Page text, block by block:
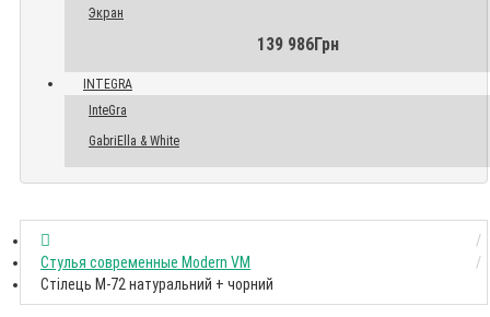
Экран
139 986Грн
INTEGRA
InteGra
GabriElla & White
Стулья современные Modern VM
Стілець M-72 натуральний + чорний